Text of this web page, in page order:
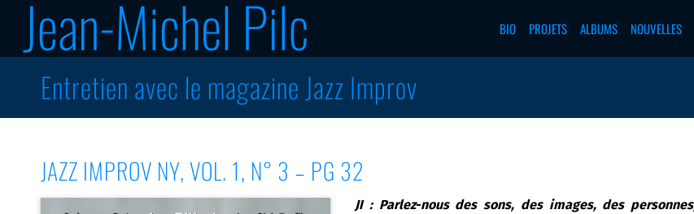
BIO PROJETS ALBUMS NOUVELLES
Entretien avec le magazine Jazz Improv
JAZZ IMPROV NY, VOL. 1, N° 3 – PG 32
JI : Parlez-nous des sons, des images, des